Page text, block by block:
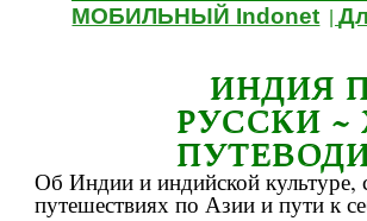
МОБИЛЬНЫЙ Indonet |
ИНДИЯ
РУССКИ
Об Индии и индийской культуре,
путешествиях по Азии и пути к